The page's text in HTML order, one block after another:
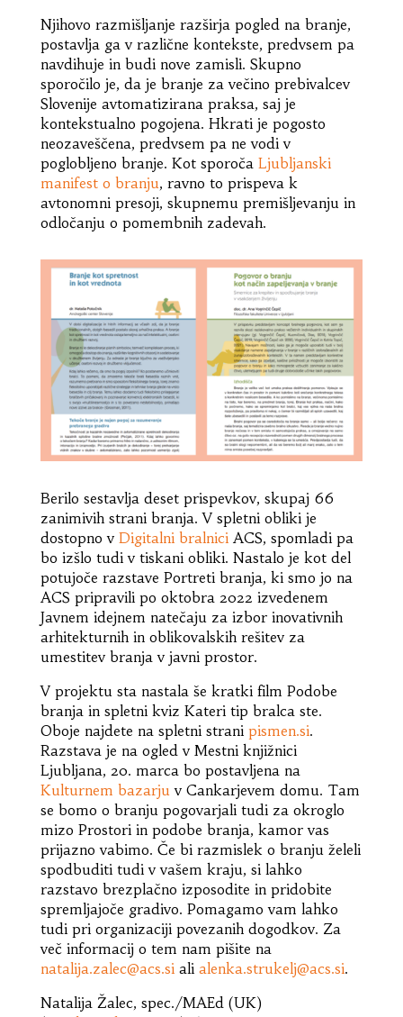
Njihovo razmišljanje razširja pogled na branje,
postavlja ga v različne kontekste, predvsem pa
navdihuje in budi nove zamisli. Skupno
sporočilo je, da je branje za večino prebivalcev
Slovenije avtomatizirana praksa, saj je
kontekstualno pogojena. Hkrati je pogosto
neozaveščena, predvsem pa ne vodi v
poglobljeno branje. Kot sporoča Ljubljanski
manifest o branju, ravno to prispeva k
avtonomni presoji, skupnemu premišljevanju in
odločanju o pomembnih zadevah.
Berilo sestavlja deset prispevkov, skupaj 66
zanimivih strani branja. V spletni obliki je
dostopno v Digitalni bralnici ACS, spomladi pa
bo izšlo tudi v tiskani obliki. Nastalo je kot del
potujoče razstave Portreti branja, ki smo jo na
ACS pripravili po oktobra 2022 izvedenem
Javnem idejnem natečaju za izbor inovativnih
arhitekturnih in oblikovalskih rešitev za
umestitev branja v javni prostor.
V projektu sta nastala še kratki film Podobe
branja in spletni kviz Kateri tip bralca ste.
Oboje najdete na spletni strani pismen.si.
Razstava je na ogled v Mestni knjižnici
Ljubljana, 20. marca bo postavljena na
Kulturnem bazarju v Cankarjevem domu. Tam
se bomo o branju pogovarjali tudi za okroglo
mizo Prostori in podobe branja, kamor vas
prijazno vabimo. Če bi razmislek o branju želeli
spodbuditi tudi v vašem kraju, si lahko
razstavo brezplačno izposodite in pridobite
spremljajoče gradivo. Pomagamo vam lahko
tudi pri organizaciji povezanih dogodkov. Za
več informacij o tem nam pišite na
natalija.zalec@acs.si ali alenka.strukelj@acs.si.
Natalija Žalec, spec./MAEd (UK)